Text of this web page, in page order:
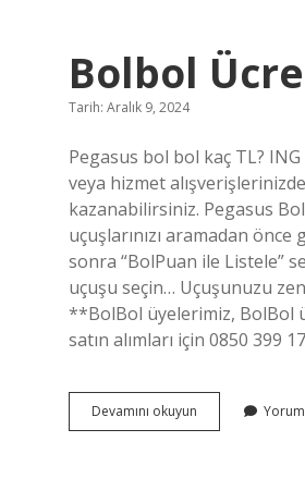
Bolbol
Tarih: Aralık 9, 2024
Pegasus bol bol kaç TL?
veya hizmet
kazanabilirsiniz. Pegasus
uçuşlarınızı aramadan
sonra “BolPuan ile Listele”
uçuşu seçin… Uçuşunuzu
**BolBol üyelerimiz, BolBol
satın alımları için 0850 399
Devamını okuyun
Ücretli